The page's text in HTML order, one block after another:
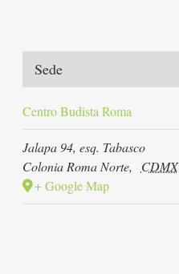
Sede
Centro Budista Roma
Jalapa 94, esq. Tabasco
Colonia Roma Norte, CDMX
+ Google Map